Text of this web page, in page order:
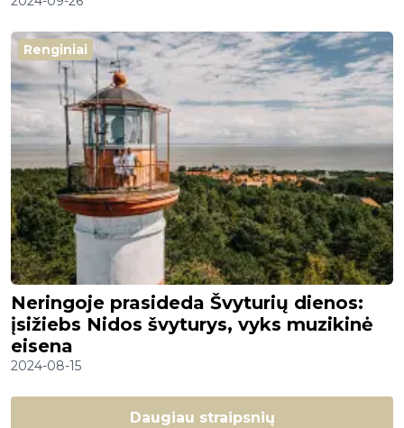
Renginiai
Neringoje prasideda Švyturių dienos:
įsižiebs Nidos švyturys, vyks muzikinė
eisena
2024-08-15
Daugiau straipsnių